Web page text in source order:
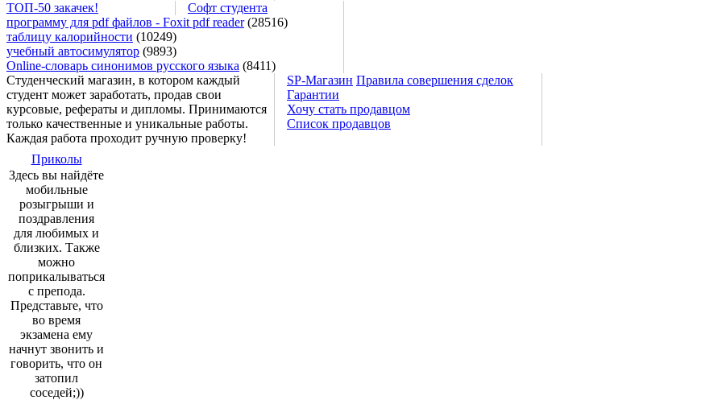
ТОП-50 закачек!
Софт студента
программу для pdf файлов - Foxit pdf reader(28516)
таблицу калорийности (10249)
учебный автосимулятор (9893)
Online-словарь синонимов русского языка (8411)
Студенческий магазин, в котором каждый
студент может заработать, продав свои
курсовые, рефераты и дипломы. Принимаются
только качественные и уникальные работы.
Каждая работа проходит ручную проверку!
SP-Магазин Правила совершения сделок
Гарантии
Хочу стать продавцом
Список продавцов
Приколы
Здесь вы найдёте
мобильные
розыгрыши и
поздравления
для любимых и
близких. Также
можно
поприкалываться
с препода.
Представьте, что
во время
экзамена ему
начнут звонить и
говорить, что он
затопил
соседей;))